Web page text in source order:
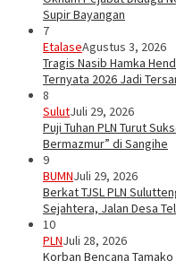
Supir Bayangan
7
EtalaseAgustus 3, 2026
Tragis Nasib Hamka
Ternyata 2026 Jadi
8
SulutJuli 29, 2026
Puji Tuhan PLN Turut
Bermazmur” di Sangihe
9
BUMNJuli 29, 2026
Berkat TJSL PLN
Sejahtera, Jalan Desa
10
PLNJuli 28, 2026
Korban Bencana